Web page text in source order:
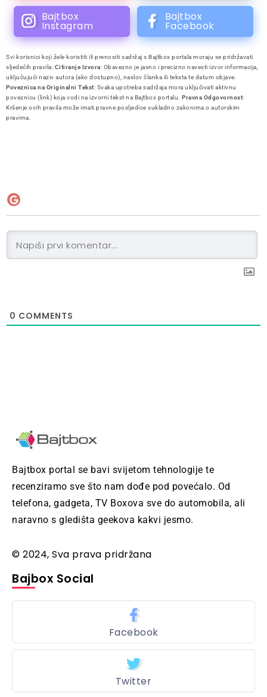
Bajtbox
Instagram
Bajtbox
Facebook
Svi korisnici koji žele koristiti ili prenositi sadržaj s Bajtbox portala moraju se pridržavati
sljedećih pravila: Citiranje Izvora: Obavezno je jasno i precizno navesti izvor informacija,
uključujući naziv autora (ako dostupno), naslov članka ili teksta te datum objave.
Poveznica na Originalni Tekst: Svaka upotreba sadržaja mora uključivati aktivnu
poveznicu (link) koja vodi na izvorni tekst na Bajtbox portalu. Pravna Odgovornost:
Kršenje ovih pravila može imati pravne posljedice sukladno zakonima o autorskim
pravima.
0 COMMENTS
Bajtbox portal se bavi svijetom tehnologije te
recenziramo sve što nam dođe pod povećalo. Od
telefona, gadgeta, TV Boxova sve do automobila, ali
naravno s gledišta geekova kakvi jesmo.
© 2024, Sva prava pridržana
Bajbox Social
Facebook
Twitter